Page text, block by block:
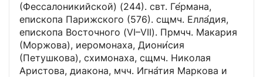
(Фессалоникийской) (244). свт. Ге́рмана,
епископа Парижского (576). сщмч. Елла́дия,
епископа Восточного (VI–VII). Прмчч. Макария
(Моржова), иеромонаха, Диони́сия
(Петушкова), схимонаха, сщмч. Николая
Аристова, диакона, мчч. Игна́тия Маркова и